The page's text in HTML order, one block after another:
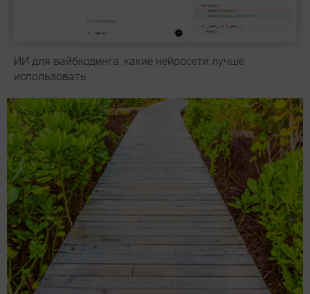
ИИ для вайбкодинга: какие нейросети лучше
использовать